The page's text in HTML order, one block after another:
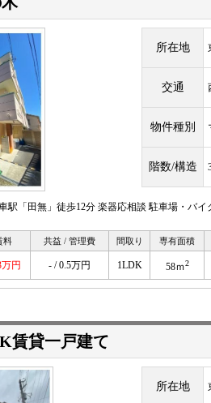
所在地
交通
物件種別
階数/構造
駅「田無」徒歩12分 楽器応相談 駐車場・バ
料 共益 / 管理費 間取り 専有面積
万円 - / 0.5万円 1LDK 58ｍ2
賃貸一戸建て
所在地